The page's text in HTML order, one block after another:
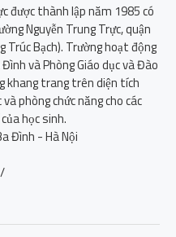
được thành lập năm 1985 có
Nguyễn Trung Trực, quận
Trúc Bạch). Trường hoạt động
và Phòng Giáo dục và Đào
khang trang trên diện tích
phòng chức năng cho các
học sinh.
Đình - Hà Nội